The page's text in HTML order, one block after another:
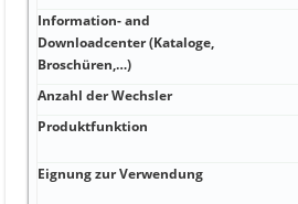
Information- and
Downloadcenter (Kataloge,
Broschüren,…)
Anzahl der Wechsler
Produktfunktion
Eignung zur Verwendung